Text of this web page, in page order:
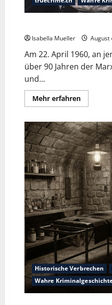
Isabella Mueller August
Am 22. April 1960, an
über 90 Jahren der
und...
Mehr erfahren
Historische Verbrechen
Wahre